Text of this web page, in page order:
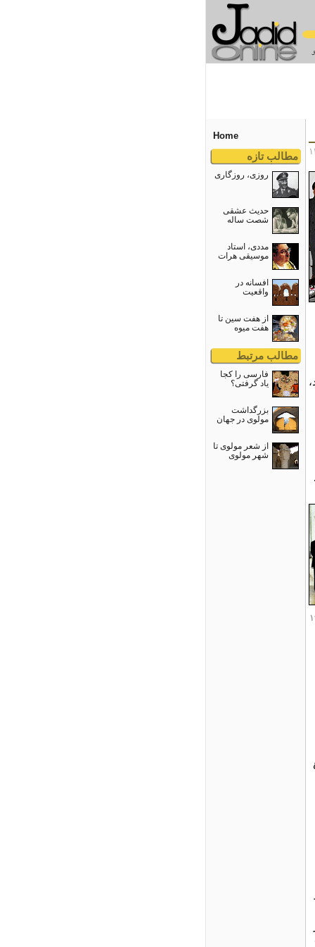
Home
مطالب تازه
روزی، روزگاری
حدیث عشقی
شصت ساله
مددی، استاد
موسیقی هرات
افسانه در
واقعیت
از هفت سین تا
هفت میوه
مطالب مرتبط
فارسی را کجا
یاد گرفتی؟
بزرگداشت
مولوى در جهان
از شعر مولوی تا
شهر مولوی
۱